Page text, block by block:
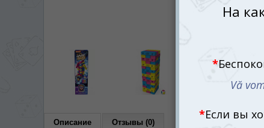
Описание Отзывы (0)